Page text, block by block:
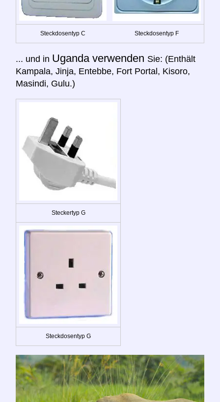
Steckdosentyp C Steckdosentyp F
... und in Uganda verwenden Sie: (Enthält
Kampala, Jinja, Entebbe, Fort Portal, Kisoro,
Masindi, Gulu.)
Steckertyp G
Steckdosentyp G